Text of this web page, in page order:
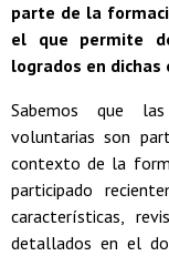
parte de la
el que permite
logrados en dichas
Sabemos que
voluntarias son
contexto de la
participado
características,
detallados en el